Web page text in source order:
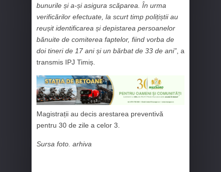
bunurile și a-și asigura scăparea. În urma
verificărilor efectuate, la scurt timp polițiștii au
reușit identificarea și depistarea persoanelor
bănuite de comiterea faptelor, fiind vorba de
doi tineri de 17 ani și un bărbat de 33 de ani” , a
transmis IPJ Timiș.
Magistrații au decis arestarea preventivă
pentru 30 de zile a celor 3.
Sursa foto. arhiva